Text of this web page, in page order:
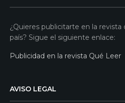
¿Quieres publicitarte en la revista
país? Sigue el siguiente enlace:
Publicidad en la revista Qué Leer
AVISO LEGAL